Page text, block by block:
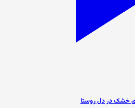
خشک در دل روستا